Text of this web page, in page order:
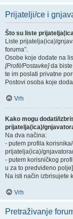
Prijatelji/ce i
Što su liste
Liste prijatelja(ica)/
foruma”.
Osobe koje dodate na
[Profil/Postavke]da biste
te im poslati privatne
Postovi osoba koje
Vrh
Kako mogu dodati/
prijatelja(ica)/
Na dva načina:
- putem profila
prijatelja(ica)/
- putem korisničkog
u za to predviđeno
Na isti način izbrisujete
Vrh
Pretraživanje